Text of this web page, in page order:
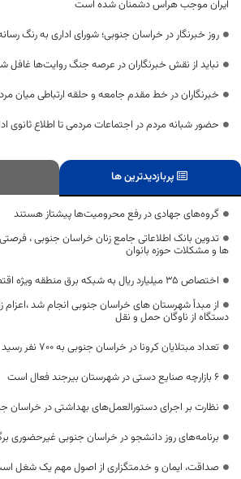
ایران موجب هراس دشمنان شده است
روز خبرنگار در خراسان جنوبی؛ شورای اداری به رنگ
نباید از نقش خبرنگاران در عرصه جنگ روایت‌ها غافل
خبرنگاران در خط مقدم جامعه و حلقه ارتباطی میان
حضور شبانه مردم در اجتماعات مردمی تا اطلاع ثانوی
پربازدیدترین ها
گروه‌های جهادی در رفع محرومیت‌ها پیشتاز هستند
تدوین بانک اطلاعاتی جامع زنان خراسان جنوبی ،
ها و مشکلات حوزه بانوان
اختصاص ۳۵ میلیارد ریال به شبکه برق منطقه ویژه اقتصادی بیرجند
دستگاه از ناوگان حمل و نقل
تعداد مبتلایان کرونا در خراسان جنوبی به 700 نفر رسید
۶ بازارچه صنایع دستی در شهرستان بیرجند فعال است
نظارت بر اجرای دستورالعمل‌های بهداشتی در خراسان
برنامه‌های روز دانشجو در خراسان جنوبی غیرحضوری
صداقت، ایمان و خدمتگزاری از اصول مهم یک شغل